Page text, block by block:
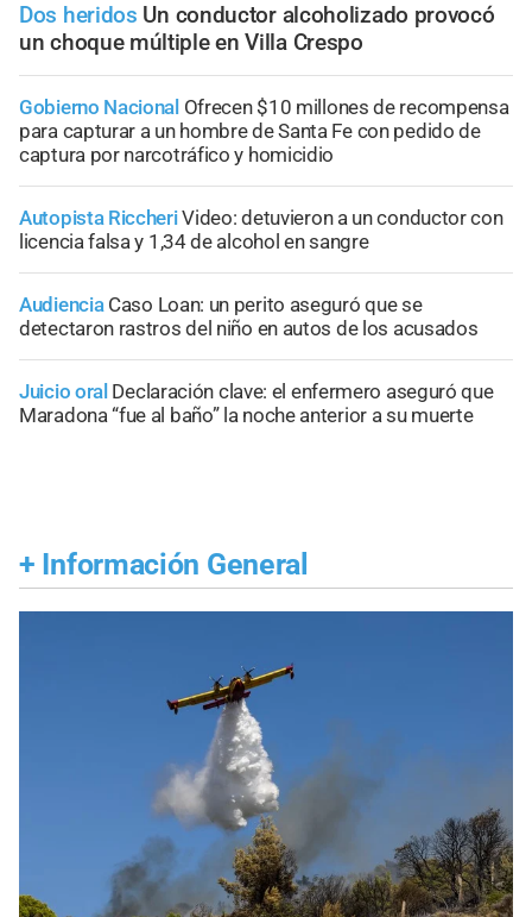
Dos heridos Un conductor alcoholizado provocó
un choque múltiple en Villa Crespo
Gobierno Nacional Ofrecen $10 millones de recompensa
para capturar a un hombre de Santa Fe con pedido de
captura por narcotráfico y homicidio
Autopista RiccheriVideo: detuvieron a un conductor con
licencia falsa y 1,34 de alcohol en sangre
Audiencia Caso Loan: un perito aseguró que se
detectaron rastros del niño en autos de los acusados
Juicio oral Declaración clave: el enfermero aseguró que
Maradona “fue al baño” la noche anterior a su muerte
+ Información General